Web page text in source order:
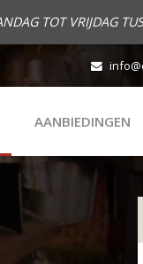
TOT VRIJDAG
AANBIEDINGEN